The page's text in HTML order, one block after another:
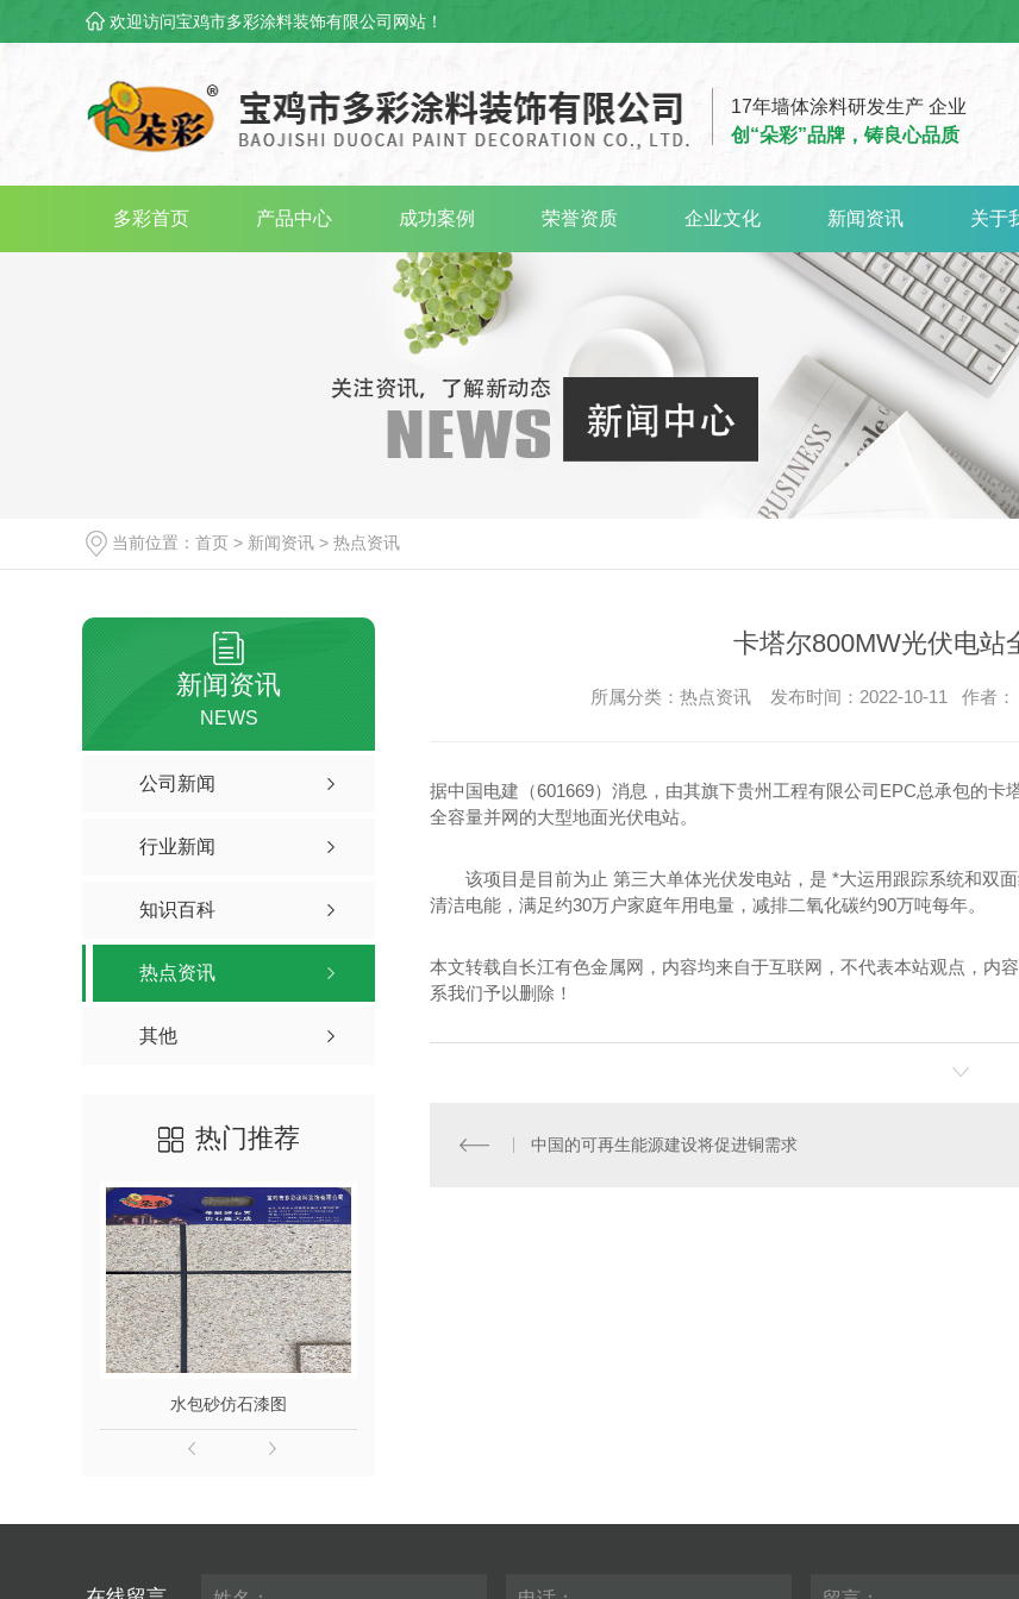
欢迎访问宝鸡市多彩涂料装饰有限公司网站！
17年墙体涂料研发生产 企业
创“朵彩”品牌，铸良心品质
多彩首页 产品中心 成功案例 荣誉资质 企业文化 新闻资讯 关于
当前位置： 首页 > 新闻资讯 > 热点资讯
新闻资讯
NEWS
公司新闻
行业新闻
知识百科
热点资讯
其他
热门推荐
水包砂仿石漆图
卡塔尔800MW光伏电站
所属分类：热点资讯 发布时间：2022-10-11 作者：
据中国电建（601669）消息，由其旗下贵州工程有限公司EPC总承包的
全容量并网的大型地面光伏电站。
该项目是目前为止 第三大单体光伏发电站，是 *大运用跟踪系统和双
清洁电能，满足约30万户家庭年用电量，减排二氧化碳约90万吨每年。
本文转载自长江有色金属网，内容均来自于互联网，不代表本站观点，内
系我们予以删除！
中国的可再生能源建设将促进铜需求